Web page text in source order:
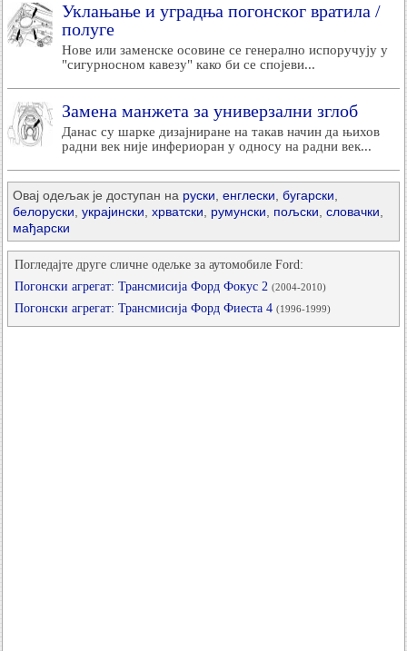
Уклањање и уградња погонског вратила /
полуге
Нове или заменске осовине се генерално испоручују у
"сигурносном кавезу" како би се спојеви...
Замена манжета за универзални зглоб
Данас су шарке дизајниране на такав начин да њихов
радни век није инфериоран у односу на радни век...
Овај одељак је доступан на руски енглески бугарски
белоруски украјински хрватски румунски пољски словачки
мађарски
Погледајте друге сличне одељке за аутомобиле Ford:
Погонски агрегат: Трансмисија Форд Фокус 2 (2004-2010)
Погонски агрегат: Трансмисија Форд Фиеста 4 (1996-1999)